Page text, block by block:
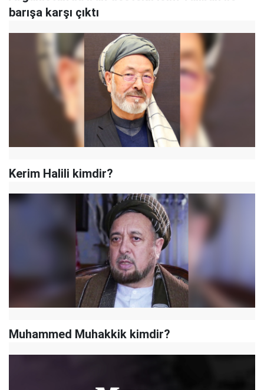
barışa karşı çıktı
Kerim Halili kimdir?
Muhammed Muhakkik kimdir?